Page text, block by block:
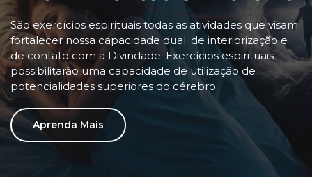
São exercícios espirituais todas as atividades que visam
fortalecer nossa capacidade dual: de interiorização e
de contato com a Divindade. Exercícios espirituais
possibilitarão uma capacidade de utilização de
potencialidades superiores do cérebro.
Aprenda Mais